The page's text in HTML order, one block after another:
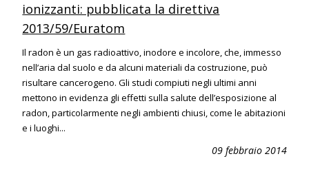
ionizzanti: pubblicata la direttiva
2013/59/Euratom
Il radon è un gas radioattivo, inodore e incolore, che, immesso
nell’aria dal suolo e da alcuni materiali da costruzione, può
risultare cancerogeno. Gli studi compiuti negli ultimi anni
mettono in evidenza gli effetti sulla salute dell’esposizione al
radon, particolarmente negli ambienti chiusi, come le abitazioni
e i luoghi...
09 febbraio 2014